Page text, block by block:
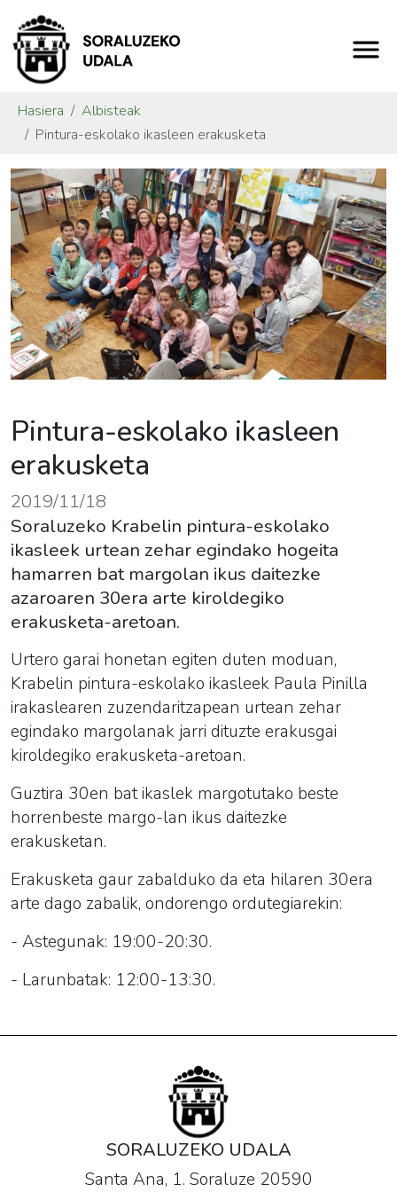
Hasiera
Albisteak
Pintura-eskolako ikasleen erakusketa
Pintura-eskolako ikasleen
erakusketa
2019/11/18
Soraluzeko Krabelin pintura-eskolako
ikasleek urtean zehar egindako hogeita
hamarren bat margolan ikus daitezke
azaroaren 30era arte kiroldegiko
erakusketa-aretoan.
Urtero garai honetan egiten duten moduan,
Krabelin pintura-eskolako ikasleek Paula Pinilla
irakaslearen zuzendaritzapean urtean zehar
egindako margolanak jarri dituzte erakusgai
kiroldegiko erakusketa-aretoan.
Guztira 30en bat ikaslek margotutako beste
horrenbeste margo-lan ikus daitezke
erakusketan.
Erakusketa gaur zabalduko da eta hilaren 30era
arte dago zabalik, ondorengo ordutegiarekin:
- Astegunak: 19:00-20:30.
- Larunbatak: 12:00-13:30.
SORALUZEKO UDALA
Santa Ana, 1. Soraluze 20590